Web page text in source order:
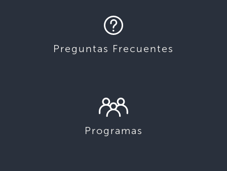
Preguntas Frecuentes
Programas